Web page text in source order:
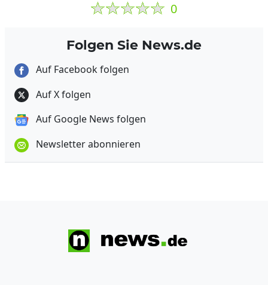
0
Folgen Sie News.de
Auf Facebook folgen
Auf X folgen
Auf Google News folgen
Newsletter abonnieren